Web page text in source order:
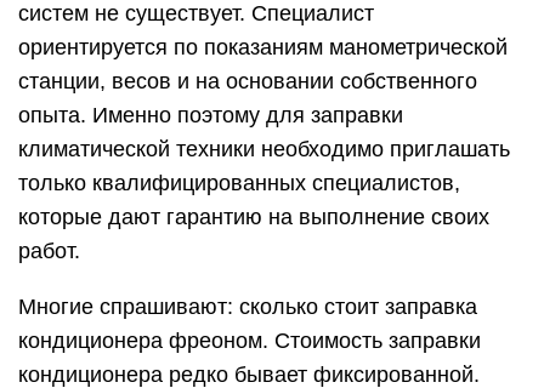
систем не существует. Специалист
ориентируется по показаниям манометрической
станции, весов и на основании собственного
опыта. Именно поэтому для заправки
климатической техники необходимо приглашать
только квалифицированных специалистов,
которые дают гарантию на выполнение своих
работ.
Многие спрашивают: сколько стоит заправка
кондиционера фреоном. Стоимость заправки
кондиционера редко бывает фиксированной.